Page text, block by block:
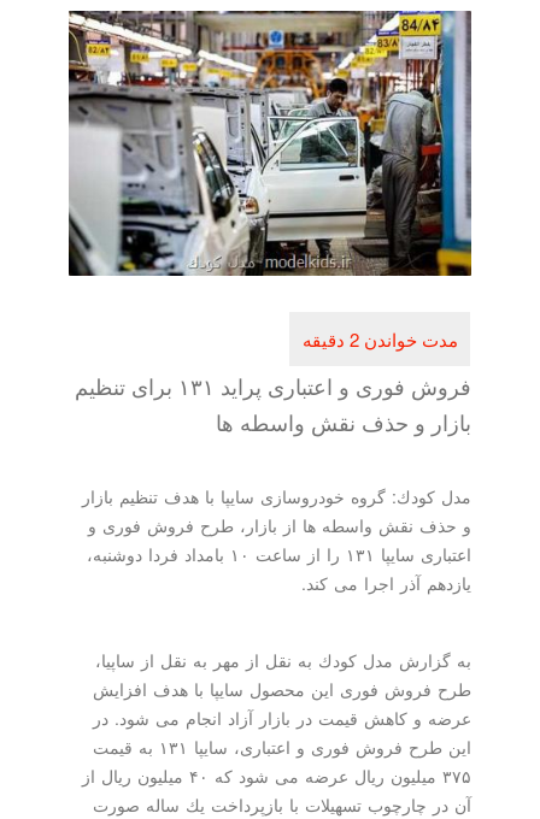
فروش فوری و اعتباری پراید ۱۳۱ برای تنظیم
بازار و حذف نقش واسطه ها
مدل كودك: گروه خودروسازی سایپا با هدف تنظیم بازار
و حذف نقش واسطه ها از بازار، طرح فروش فوری و
اعتباری سایپا ۱۳۱ را از ساعت ۱۰ بامداد فردا دوشنبه،
یازدهم آذر اجرا می كند.
به گزارش مدل كودك به نقل از مهر به نقل از ساپیا،
طرح فروش فوری این محصول سایپا با هدف افزایش
عرضه و كاهش قیمت در بازار آزاد انجام می شود. در
این طرح فروش فوری و اعتباری، سایپا ۱۳۱ به قیمت
۳۷۵ میلیون ریال عرضه می شود كه ۴۰ میلیون ریال از
آن در چارچوب تسهیلات با بازپرداخت یك ساله صورت